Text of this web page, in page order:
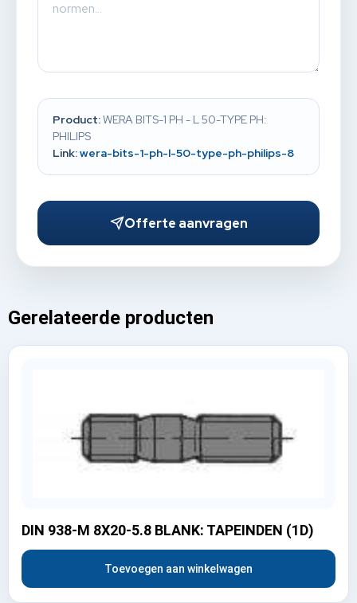
Product:WERA BITS-1 PH - L 50-TYPE PH:
PHILIPS
Link:wera-bits-1-ph-l-50-type-ph-philips-8
Offerte aanvragen
Gerelateerde producten
DIN 938-M 8X20-5.8 BLANK: TAPEINDEN (1D)
Toevoegen aan winkelwagen